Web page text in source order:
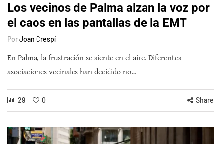
Los vecinos de Palma alzan la voz por
el caos en las pantallas de la EMT
PorJoan Crespí
En Palma, la frustración se siente en el aire. Diferentes
asociaciones vecinales han decidido no…
29 0 Share